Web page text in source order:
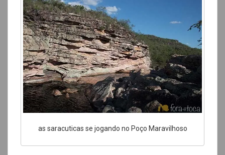
as saracuticas se jogando no Poço Maravilhoso